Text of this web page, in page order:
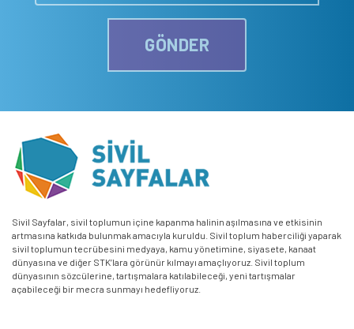
GÖNDER
Sivil Sayfalar, sivil toplumun içine kapanma halinin aşılmasına ve etkisinin
artmasına katkıda bulunmak amacıyla kuruldu. Sivil toplum haberciliği yaparak
sivil toplumun tecrübesini medyaya, kamu yönetimine, siyasete, kanaat
dünyasına ve diğer STK’lara görünür kılmayı amaçlıyoruz. Sivil toplum
dünyasının sözcülerine, tartışmalara katılabileceği, yeni tartışmalar
açabileceği bir mecra sunmayı hedefliyoruz.